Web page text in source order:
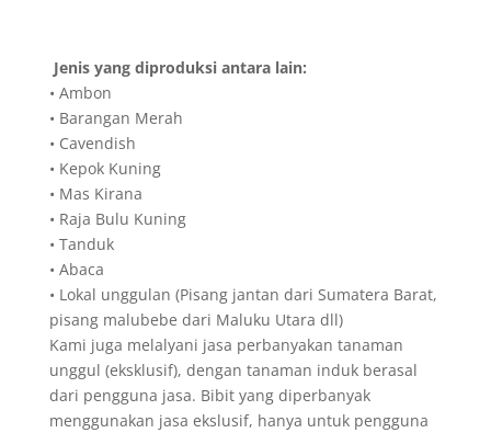
Jenis yang diproduksi antara lain:
• Ambon
• Barangan Merah
• Cavendish
• Kepok Kuning
• Mas Kirana
• Raja Bulu Kuning
• Tanduk
• Abaca
• Lokal unggulan (Pisang jantan dari Sumatera Barat,
pisang malubebe dari Maluku Utara dll)
Kami juga melalyani jasa perbanyakan tanaman
unggul (eksklusif), dengan tanaman induk berasal
dari pengguna jasa. Bibit yang diperbanyak
menggunakan jasa ekslusif, hanya untuk pengguna